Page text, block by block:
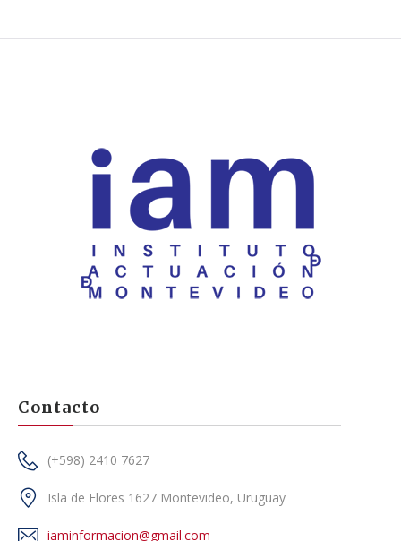
Contacto
(+598) 2410 7627
Isla de Flores 1627 Montevideo, Uruguay
iaminformacion@gmail.com